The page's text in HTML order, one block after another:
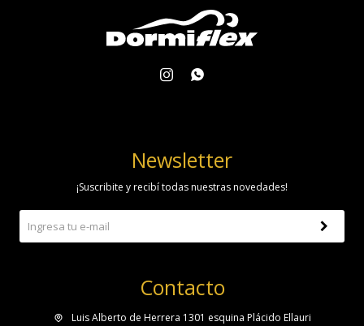
 
Contacto
Luis Alberto de Herrera 1301 esquina Plácido Ellauri
Newsletter
¡Suscribite y recibí todas nuestras novedades!